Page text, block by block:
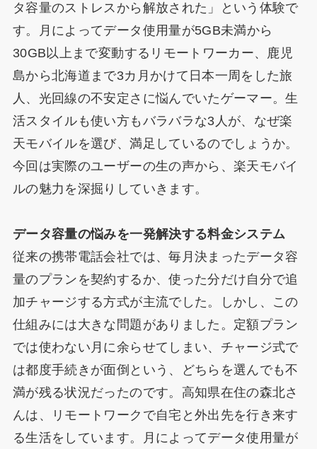
タ容量のストレスから解放された」という体験で
す。月によってデータ使用量が5GB未満から
30GB以上まで変動するリモートワーカー、鹿児
島から北海道まで3カ月かけて日本一周をした旅
人、光回線の不安定さに悩んでいたゲーマー。生
活スタイルも使い方もバラバラな3人が、なぜ楽
天モバイルを選び、満足しているのでしょうか。
今回は実際のユーザーの生の声から、楽天モバイ
ルの魅力を深掘りしていきます。
データ容量の悩みを一発解決する料金システム
従来の携帯電話会社では、毎月決まったデータ容
量のプランを契約するか、使った分だけ自分で追
加チャージする方式が主流でした。しかし、この
仕組みには大きな問題がありました。定額プラン
では使わない月に余らせてしまい、チャージ式で
は都度手続きが面倒という、どちらを選んでも不
満が残る状況だったのです。高知県在住の森北さ
んは、リモートワークで自宅と外出先を行き来す
る生活をしています。月によってデータ使用量が